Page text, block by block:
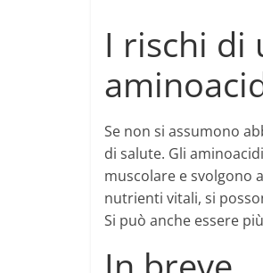
I rischi di
Se non si assumono
di salute. Gli
muscolare e svolgono
nutrienti vitali, si
Si può anche essere